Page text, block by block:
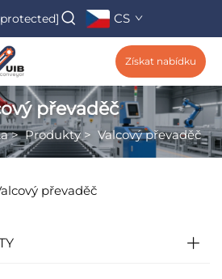
CS
Získat nabídku
převaděč
>Produkty > Valcový převaděč
převaděč